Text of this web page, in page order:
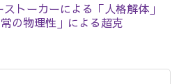
トーカーによる「人格解体」
の物理性」による超克